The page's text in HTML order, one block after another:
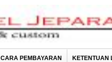
CARA PEMBAYARAN KETENTUAN